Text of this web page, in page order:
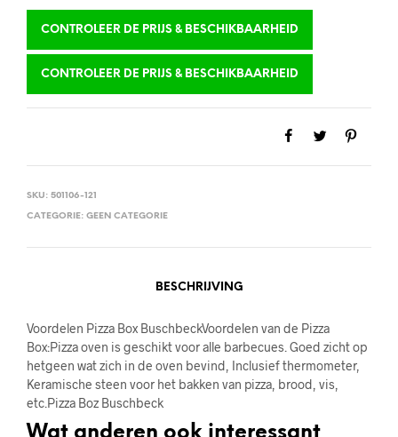
CONTROLEER DE PRIJS & BESCHIKBAARHEID
CONTROLEER DE PRIJS & BESCHIKBAARHEID
SKU: 501106-121
CATEGORIE: GEEN CATEGORIE
BESCHRIJVING
Voordelen Pizza Box BuschbeckVoordelen van de Pizza
Box:Pizza oven is geschikt voor alle barbecues. Goed zicht op
hetgeen wat zich in de oven bevind, Inclusief thermometer,
Keramische steen voor het bakken van pizza, brood, vis,
etc.Pizza Boz Buschbeck